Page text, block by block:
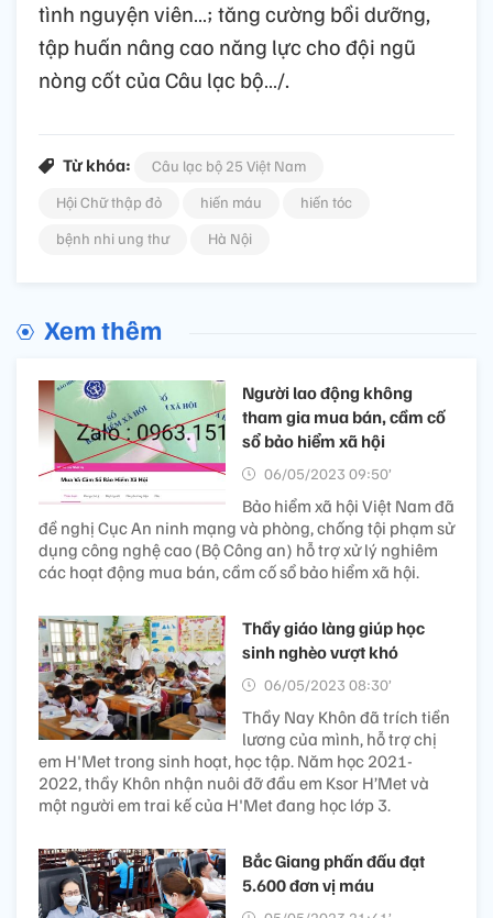
tình nguyện viên…; tăng cường bồi dưỡng,
tập huấn nâng cao năng lực cho đội ngũ
nòng cốt của Câu lạc bộ…/.
Từ khóa:
Câu lạc bộ 25 Việt Nam
Hội Chữ thập đỏ
hiến máu
hiến tóc
bệnh nhi ung thư
Hà Nội
Xem thêm
Người lao động không
tham gia mua bán, cầm cố
sổ bảo hiểm xã hội
06/05/2023 09:50’
Bảo hiểm xã hội Việt Nam đã
đề nghị Cục An ninh mạng và phòng, chống tội phạm sử
dụng công nghệ cao (Bộ Công an) hỗ trợ xử lý nghiêm
các hoạt động mua bán, cầm cố sổ bảo hiểm xã hội.
Thầy giáo làng giúp học
sinh nghèo vượt khó
06/05/2023 08:30’
Thầy Nay Khôn đã trích tiền
lương của mình, hỗ trợ chị
em H'Met trong sinh hoạt, học tập. Năm học 2021-
2022, thầy Khôn nhận nuôi đỡ đầu em Ksor H’Met và
một người em trai kế của H'Met đang học lớp 3.
Bắc Giang phấn đấu đạt
5.600 đơn vị máu